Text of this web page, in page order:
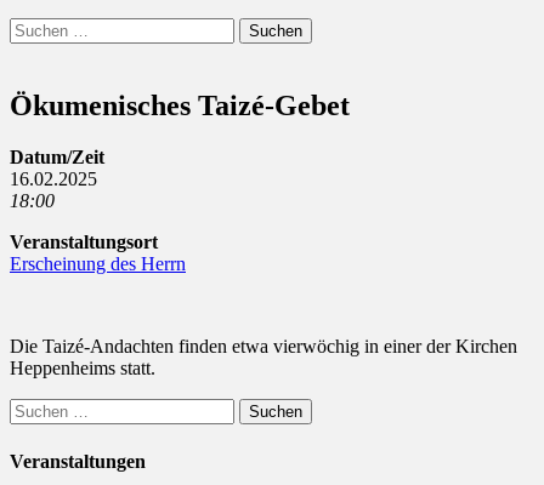
Suchen
Suchen
nach:
Ökumenisches Taizé-Gebet
Datum/Zeit
16.02.2025
18:00
Veranstaltungsort
Erscheinung des Herrn
Die Taizé-Andachten finden etwa vierwöchig in einer der Kirchen
Heppenheims statt.
Suchen
nach:
Veranstaltungen